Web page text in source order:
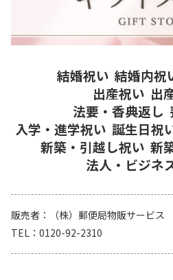
結婚祝い 結婚内祝
出産祝い 出
法要・香典返し
入学・進学祝い 誕生日祝
新築・引越し祝い 新
法人・ビジネ
販売者
（株）郵便局物販サービス
TEL
0120-92-2310